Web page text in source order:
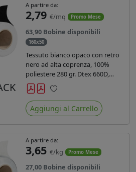
A partire da:
2,79 €/mq Promo Mese
63,90 Bobine disponibili
160x50
Tessuto bianco opaco con retro
nero ad alta coprenza, 100%
poliestere 280 gr. Dtex 660D,
idrorepellente, adatto alla stampa
sublimatica indiretta. Ideale per
tende ,coperture gazebo, prodotti
gonfiabili o cuscini di
Preferiti
Aggiungi al Carrello
A partire da:
3,65 €/kg Promo Mese
27,00 Bobine disponibili